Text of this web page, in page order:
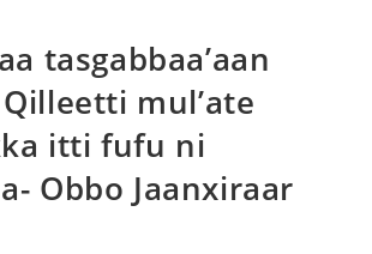
tasgabbaa’aan
mul’ate
itti fufu ni
Obbo Jaanxiraar